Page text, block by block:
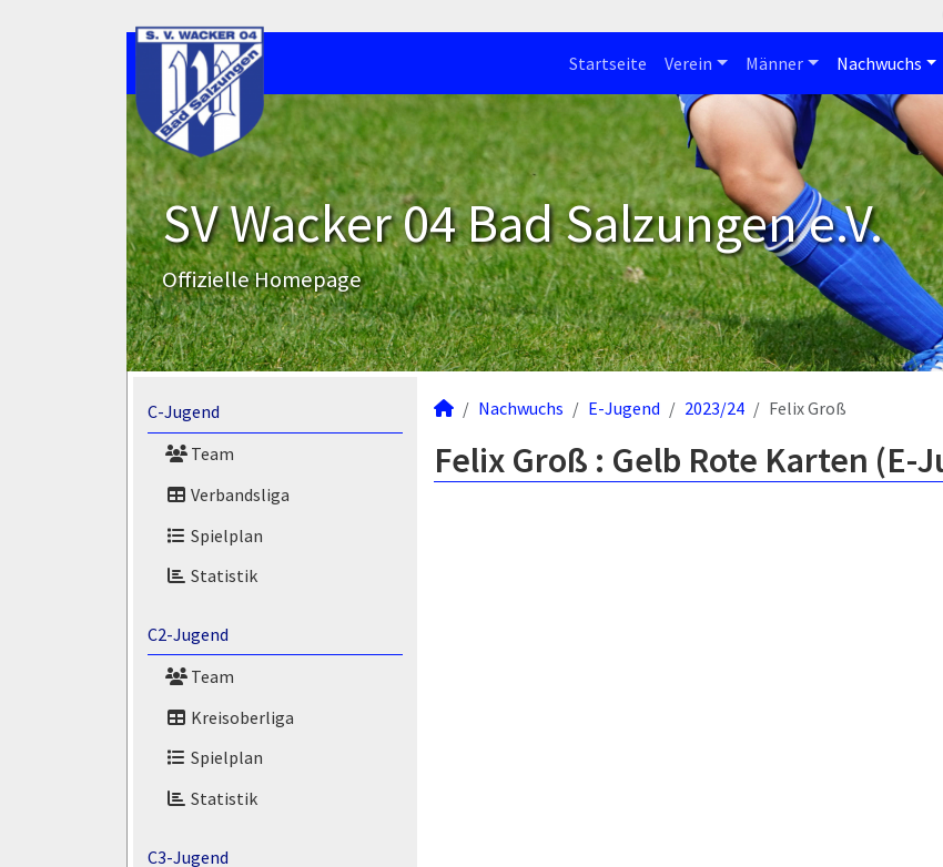
Startseite Verein Männer Nachwuchs
SV Wacker 04 Bad Salzungen e.V.
Offizielle Homepage
C-Jugend
Team
Verbandsliga
Spielplan
Statistik
C2-Jugend
Team
Kreisoberliga
Spielplan
Statistik
C3-Jugend
Nachwuchs E-Jugend 2023/24 Felix Groß
Felix Groß : Gelb Rote Karten (E-